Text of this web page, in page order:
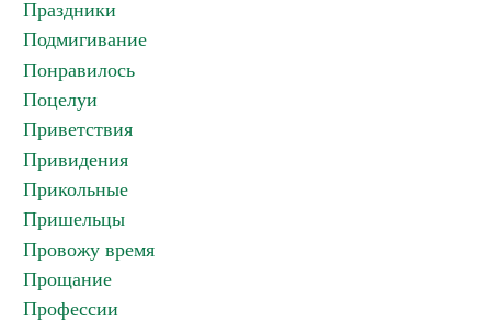
Праздники
Подмигивание
Понравилось
Поцелуи
Приветствия
Привидения
Прикольные
Пришельцы
Провожу время
Прощание
Профессии